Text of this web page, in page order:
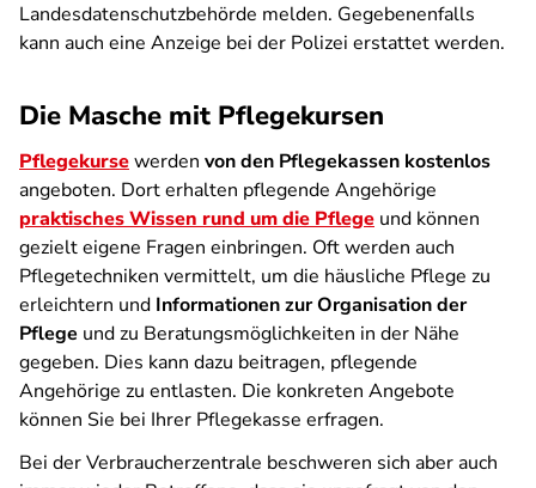
Landesdatenschutzbehörde melden. Gegebenenfalls
kann auch eine Anzeige bei der Polizei erstattet werden.
Die Masche mit Pflegekursen
Pflegekursewerden von den Pflegekassen kostenlos
angeboten. Dort erhalten pflegende Angehörige
praktisches Wissen rund um die Pflege und können
gezielt eigene Fragen einbringen. Oft werden auch
Pflegetechniken vermittelt, um die häusliche Pflege zu
erleichtern und Informationen zur Organisation der
Pflege und zu Beratungsmöglichkeiten in der Nähe
gegeben. Dies kann dazu beitragen, pflegende
Angehörige zu entlasten. Die konkreten Angebote
können Sie bei Ihrer Pflegekasse erfragen.
Bei der Verbraucherzentrale beschweren sich aber auch